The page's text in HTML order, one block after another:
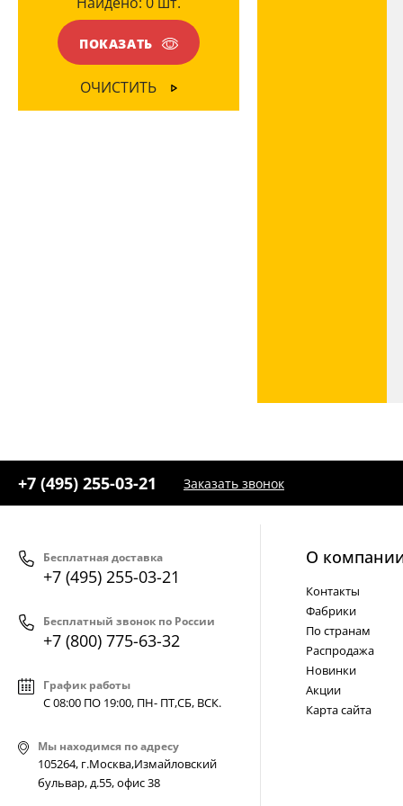
Ваш регион:Москва
+7 (800) 775-63-32- бесплатно по России
+7 (495) 255-03-21
ПОКАЗАТЬ
ОЧИСТИТЬ
+7 (495) 255-03-21 Заказать звонок
Бесплатная доставка
+7 (495) 255-03-21
Бесплатный звонок по России
+7 (800) 775-63-32
График работы
С 08:00 ПО 19:00, ПН- ПТ,СБ, ВСК.
Мы находимся по адресу
105264, г.Москва,Измайловский
бульвар, д.55, офис 38
О
Контакты
Фабрики
По странам
Распродажа
Новинки
Акции
Карта сайта